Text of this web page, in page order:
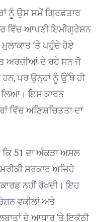
ਨੂੰ ਉਸ ਸਮੇਂ ਗ੍ਰਿਫ਼ਤਾਰ
ਵਿੱਚ ਆਪਣੀ ਇਮੀਗ੍ਰੇਸ਼ਨ
’ਤੇ ਪਹੁੰਚੇ ਹੋਏ
ਅਰਜ਼ੀਆਂ ਦੇ ਰਹੇ ਸਨ ਜੋ
ਹਨ, ਪਰ ਉਨ੍ਹਾਂ ਨੂੰ ਉੱਥੇ ਹੀ
ਲਿਆ। ਇਸ ਕਾਰਨ
ਵਿੱਚ ਅਣਿਸ਼ਚਿਤਤਾ ਦਾ
51 ਦਾ ਅੰਕੜਾ ਅਸਲ
ਸਰਕਾਰ ਅਜਿਹੇ
ਨਹੀਂ ਰੱਖਦੀ। ਇਹ
ਵਕੀਲਾਂ ਅਤੇ
ਦੇ ਆਧਾਰ ’ਤੇ ਇਕੱਠੀ